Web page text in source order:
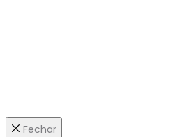
Fechar